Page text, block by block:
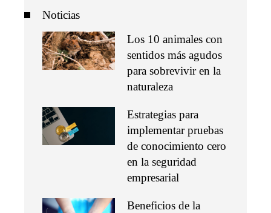
Noticias
Los 10 animales con
sentidos más agudos
para sobrevivir en la
naturaleza
Estrategias para
implementar pruebas
de conocimiento cero
en la seguridad
empresarial
Beneficios de la